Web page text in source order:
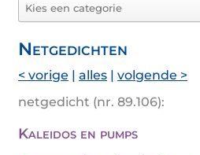
Netgedichten
< vorige | alles | volgende >
netgedicht (nr. 89.106):
Kaleidos en pumps